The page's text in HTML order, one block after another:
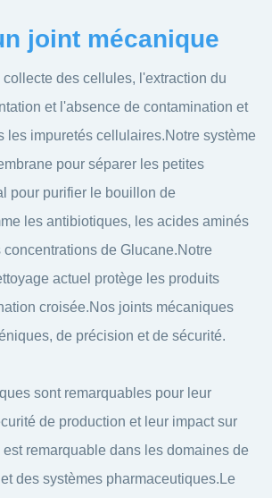
joint mécanique
des cellules, l'extraction du
et l'absence de contamination et
les impuretés cellulaires.Notre système
pour séparer les petites
pour purifier le bouillon de
les antibiotiques, les acides aminés
de Glucane.Notre
actuel protège les produits
croisée.Nos joints mécaniques
de précision et de sécurité.
sont remarquables pour leur
de production et leur impact sur
est remarquable dans les domaines de
des systèmes pharmaceutiques.Le